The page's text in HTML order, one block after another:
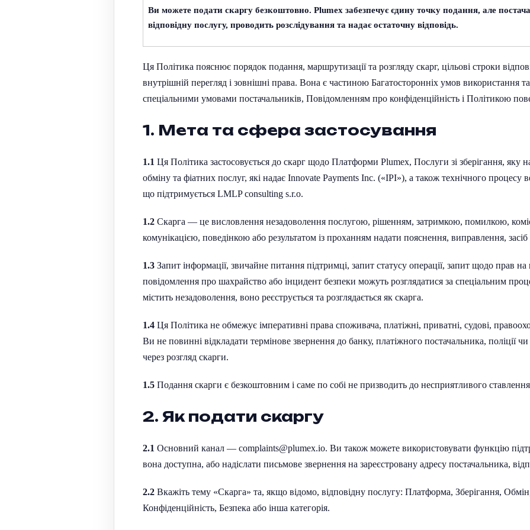
Ви можете подати скаргу безкоштовно. Plumex забезпечує єдину точку подання, але
відповідну послугу, проводить розслідування та надає остаточну відповідь.
Ця Політика пояснює порядок подання, маршрутизації та розгляду скарг, цільові строки
внутрішній перегляд і зовнішні права. Вона є частиною Багатосторонніх умов використання
спеціальними умовами постачальників, Повідомленням про конфіденційність і Політикою
1. Мета та сфера застосування
1.1 Ця Політика застосовується до скарг щодо Платформи Plumex, Послуги зі зберігання, яку
обміну та фіатних послуг, які надає Innovate Payments Inc. («IPI»), а також технічного процесу
що підтримується LMLP consulting s.r.o.
1.2 Скарга — це висловлення незадоволення послугою, рішенням, затримкою, помилкою,
комунікацією, поведінкою або результатом із проханням надати пояснення, виправлення, засіб
1.3 Запит інформації, звичайне питання підтримці, запит статусу операції, запит щодо прав на
повідомлення про шахрайство або інцидент безпеки можуть розглядатися за спеціальним
містить незадоволення, воно реєструється та розглядається як скарга.
1.4 Ця Політика не обмежує імперативні права споживача, платіжні, приватні, судові,
Ви не повинні відкладати термінове звернення до банку, платіжного постачальника, поліції
через розгляд скарги.
1.5 Подання скарги є безкоштовним і саме по собі не призводить до несприятливого
2. Як подати скаргу
2.1 Основний канал — complaints@plumex.io. Ви також можете використовувати функцію
вона доступна, або надіслати письмове звернення на зареєстровану адресу постачальника,
2.2 Вкажіть тему «Скарга» та, якщо відомо, відповідну послугу: Платформа, Зберігання,
Конфіденційність, Безпека або інша категорія.